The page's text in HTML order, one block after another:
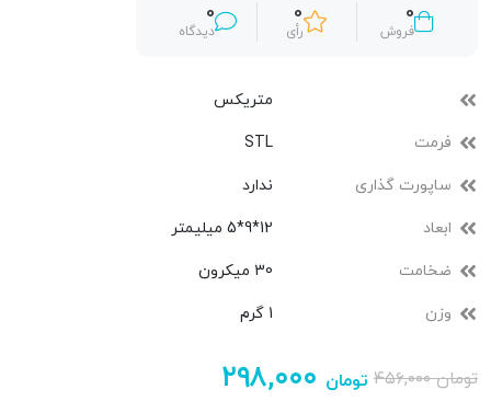
0
فروش
0
رأی
0
دیدگاه
متریکس
فرمت STL
ساپورت گذاری ندارد
ابعاد 12*9*5 میلیمتر
ضخامت 30 میکرون
وزن 1 گرم
۴۵۶,۰۰۰تومان ۲۹۸,۰۰۰ تومان